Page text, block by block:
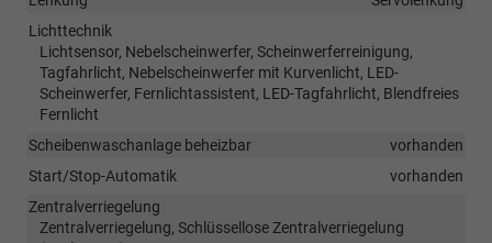
Lichttechnik
Lichtsensor, Nebelscheinwerfer, Scheinwerferreinigung,
Tagfahrlicht, Nebelscheinwerfer mit Kurvenlicht, LED-
Scheinwerfer, Fernlichtassistent, LED-Tagfahrlicht, Blendfreies
Fernlicht
Scheibenwaschanlage beheizbar
vorhanden
Start/Stop-Automatik
vorhanden
Zentralverriegelung
Zentralverriegelung, Schlüssellose Zentralverriegelung